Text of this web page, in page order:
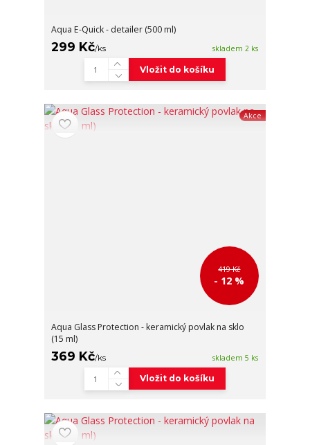
Aqua E-Quick - detailer (500 ml)
299 Kč/ks skladem 2 ks
Vložit do košíku
Akce
419 Kč
- 12 %
Aqua Glass Protection - keramický povlak na sklo
(15 ml)
369 Kč/ks skladem 5 ks
Vložit do košíku